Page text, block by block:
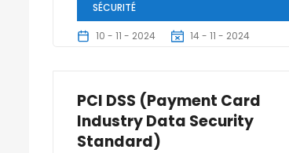
SÉCURITÉ
10 - 11 - 2024 14 - 11 - 2024
PCI DSS (Payment Card
Industry Data Security
Standard)